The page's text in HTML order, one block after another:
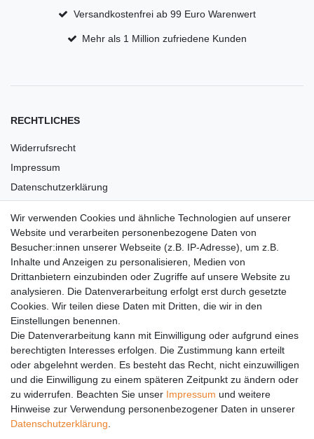
Versandkostenfrei ab 99 Euro Warenwert
Mehr als 1 Million zufriedene Kunden
RECHTLICHES
Widerrufsrecht
Impressum
Datenschutzerklärung
Versandkosten
Barrierefreiheit
Anleitungen
Vertrag widerrufen
PARTNER
DHL
GLS
PaketPLUS
SPONSORING
Wir verwenden Cookies und ähnliche Technologien auf unserer
Website und verarbeiten personenbezogene Daten von
Besucher:innen unserer Webseite (z.B. IP-Adresse), um z.B.
Inhalte und Anzeigen zu personalisieren, Medien von
Drittanbietern einzubinden oder Zugriffe auf unsere Website zu
analysieren. Die Datenverarbeitung erfolgt erst durch gesetzte
Cookies. Wir teilen diese Daten mit Dritten, die wir in den
Einstellungen benennen.
Die Datenverarbeitung kann mit Einwilligung oder aufgrund eines
berechtigten Interesses erfolgen. Die Zustimmung kann erteilt
oder abgelehnt werden. Es besteht das Recht, nicht einzuwilligen
und die Einwilligung zu einem späteren Zeitpunkt zu ändern oder
zu widerrufen. Beachten Sie unser Impressum und weitere
Hinweise zur Verwendung personenbezogener Daten in unserer
Daten­schutz­erklärung